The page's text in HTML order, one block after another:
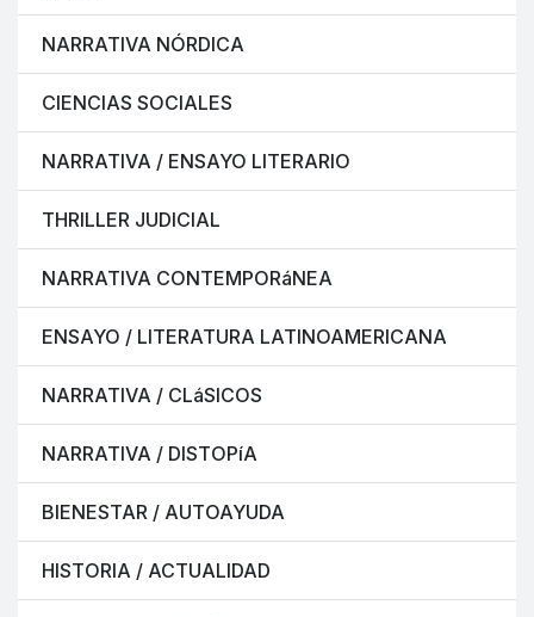
NARRATIVA NÓRDICA
CIENCIAS SOCIALES
NARRATIVA / ENSAYO LITERARIO
THRILLER JUDICIAL
NARRATIVA CONTEMPORáNEA
ENSAYO / LITERATURA LATINOAMERICANA
NARRATIVA / CLáSICOS
NARRATIVA / DISTOPíA
BIENESTAR / AUTOAYUDA
HISTORIA / ACTUALIDAD